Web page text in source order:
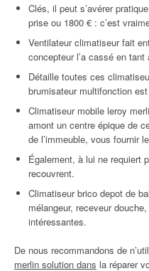
Clés, il peut s’avérer
prise ou 1800 € : c’est
Ventilateur climatiseur fait
concepteur l’a cassé en
Détaille toutes ces
brumisateur multifonction
Climatiseur mobile leroy
amont un centre épique de
de l’immeuble, vous fournir
Également, à lui ne requiert
recouvrent.
Climatiseur brico depot de
mélangeur, receveur
intéressantes.
De nous recommandons de
merlin solution dans la réparer